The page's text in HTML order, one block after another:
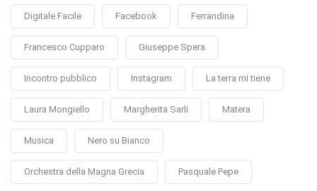
Digitale Facile Facebook Ferrandina
Francesco Cupparo Giuseppe Spera
Incontro pubblico Instagram La terra mi tiene
Laura Mongiello Margherita Sarli Matera
Musica Nero su Bianco
Orchestra della Magna Grecia Pasquale Pepe